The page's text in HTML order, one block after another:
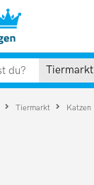
Tiermarkt
Tiermarkt Katzen